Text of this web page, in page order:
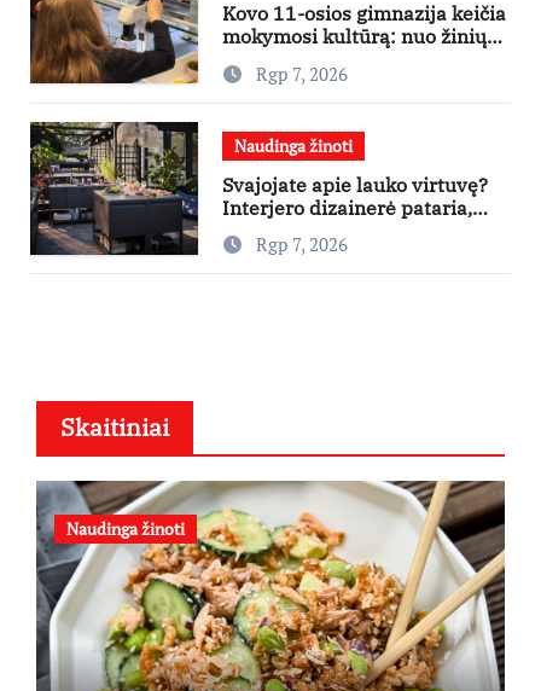
Kovo 11-osios gimnazija keičia
mokymosi kultūrą: nuo žinių
kaupimo – prie jų supratimo ir
taikymo
Rgp 7, 2026
Naudinga žinoti
Svajojate apie lauko virtuvę?
Interjero dizainerė pataria,
nuo ko pradėti
Rgp 7, 2026
Skaitiniai
Naudinga žinoti